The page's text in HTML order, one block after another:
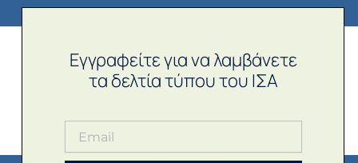
Εγγραφείτε για να λαμβάνετε
τα δελτία τύπου του ΙΣΑ